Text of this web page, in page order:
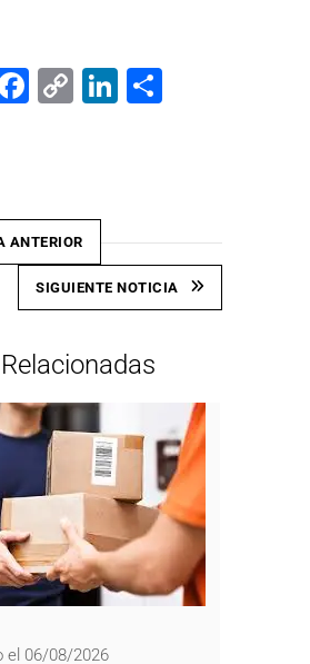
Facebook
CopyLinkedIn
ANTERIOR
SIGUIENTE NOTICIA
el 06/08/2026